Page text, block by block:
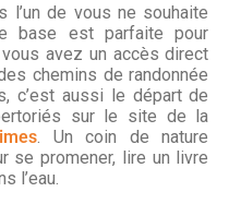
l’un de vous ne souhaite
base est parfaite pour
avez un accès direct
chemins de randonnée
c’est aussi le départ de
sur le site de la
. Un coin de nature
se promener, lire un livre
l’eau.